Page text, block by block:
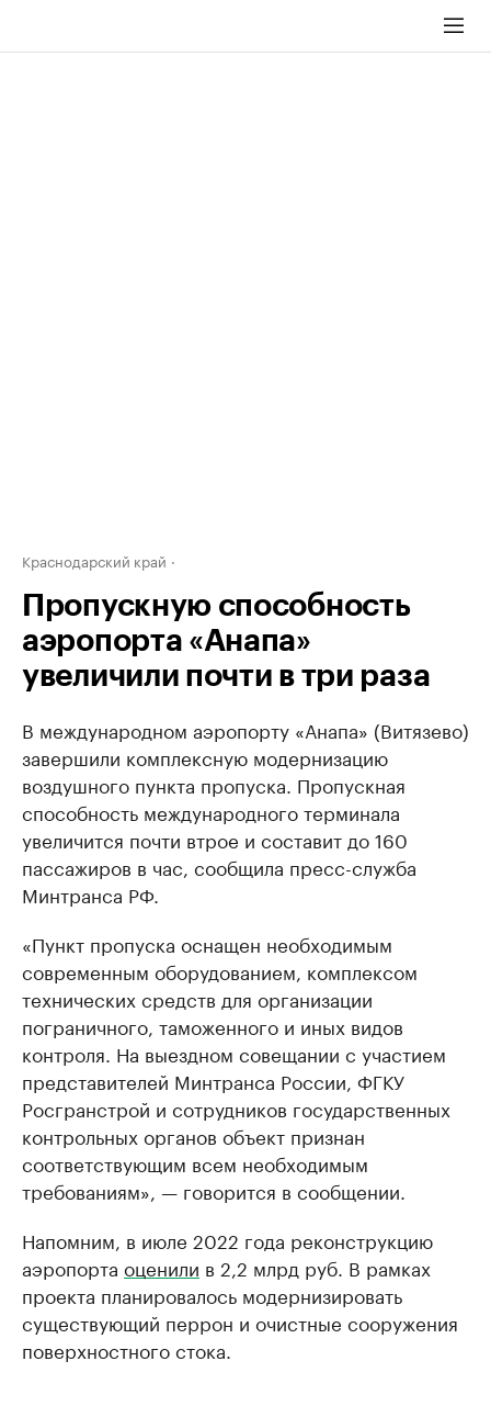
Краснодарский край
Пропускную способность
аэропорта «Анапа»
увеличили почти в три раза
В международном аэропорту «Анапа» (Витязево)
завершили комплексную модернизацию
воздушного пункта пропуска. Пропускная
способность международного терминала
увеличится почти втрое и составит до 160
пассажиров в час, сообщила пресс-служба
Минтранса РФ.
«Пункт пропуска оснащен необходимым
современным оборудованием, комплексом
технических средств для организации
пограничного, таможенного и иных видов
контроля. На выездном совещании с участием
представителей Минтранса России, ФГКУ
Росгранстрой и сотрудников государственных
контрольных органов объект признан
соответствующим всем необходимым
требованиям», — говорится в сообщении.
Напомним, в июле 2022 года реконструкцию
аэропорта оценили в 2,2 млрд руб. В рамках
проекта планировалось модернизировать
существующий перрон и очистные сооружения
поверхностного стока.